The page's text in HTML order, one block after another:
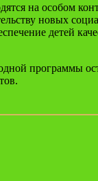
на особом
новых
детей
программы